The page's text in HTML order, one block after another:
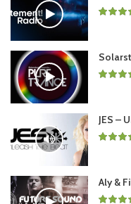
JES –
Aly &